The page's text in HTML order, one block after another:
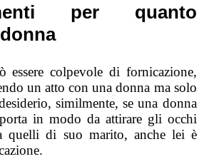
per quanto
essere colpevole di fornicazione,
un atto con una donna ma solo
similmente, se una donna
in modo da attirare gli occhi
quelli di suo marito, anche lei è